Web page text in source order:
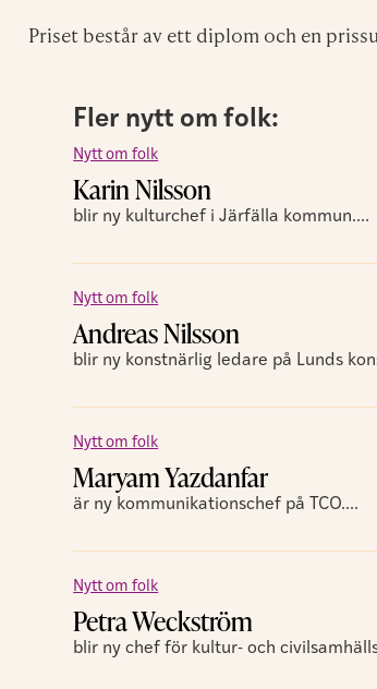
Priset består av ett diplom och en
Fler nytt om folk:
Nytt om folk
Karin Nilsson
blir ny kulturchef i Järfälla kommun....
Nytt om folk
Andreas Nilsson
blir ny konstnärlig ledare på Lunds
Nytt om folk
Maryam Yazdanfar
är ny kommunikationschef på TCO....
Nytt om folk
Petra Weckström
blir ny chef för kultur- och